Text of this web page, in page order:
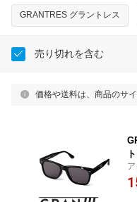
GRANTRES グラントレス
売り切れを含む
価格や送料は、商品のサ